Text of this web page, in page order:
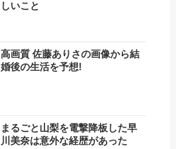
しいこと
高画質 佐藤ありさの画像から結
婚後の生活を予想!
まるごと山梨を電撃降板した早
川美奈は意外な経歴があった